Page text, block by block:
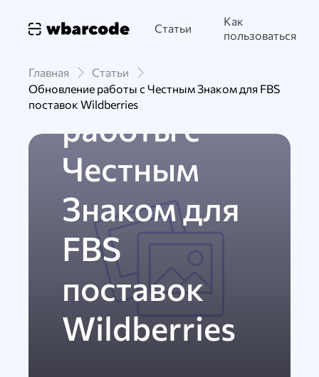
Статьи
Как
пользоваться
Главная
Статьи
Обновление работы с Честным Знаком для FBS
поставок Wildberries
WILDBERRIES
FBS
Обновление
работы с
Честным
Знаком для
FBS
поставок
Wildberries